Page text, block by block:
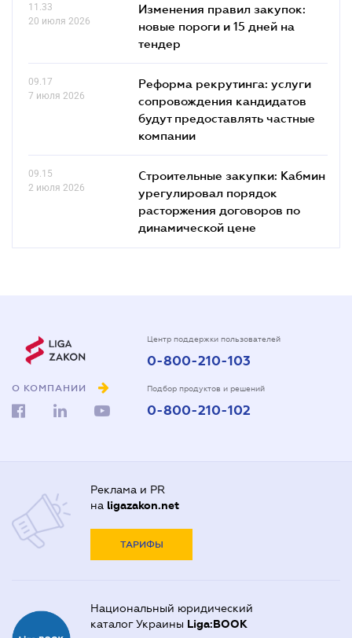
11.33
20 июля 2026
Изменения правил закупок:
новые пороги и 15 дней на
тендер
09.17
7 июля 2026
Реформа рекрутинга: услуги
сопровождения кандидатов
будут предоставлять частные
компании
09.15
2 июля 2026
Строительные закупки: Кабмин
урегулировал порядок
расторжения договоров по
динамической цене
О КОМПАНИИ
Центр поддержки пользователей
0-800-210-103
Подбор продуктов и решений
0-800-210-102
Реклама и PR
на ligazakon.net
ТАРИФЫ
Национальный юридический
каталог Украины Liga:BOOK